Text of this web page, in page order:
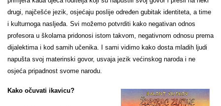
drugi, najčešće jezik, osjećaju poslije određen gubitak identiteta, a time
i kulturnoga nasljeđa. Svi možemo potvrditi kako negativan odnos
profesora u školama pridonosi istom takvom, negativnom odnosu prema
dijalektima i kod samih učenika. I sami vidimo kako dosta mladih ljudi
napušta svoj materinski govor, usvaja jezik većinskog naroda i ne
osjeća pripadnost svome narodu.
Kako očuvati ikavicu?